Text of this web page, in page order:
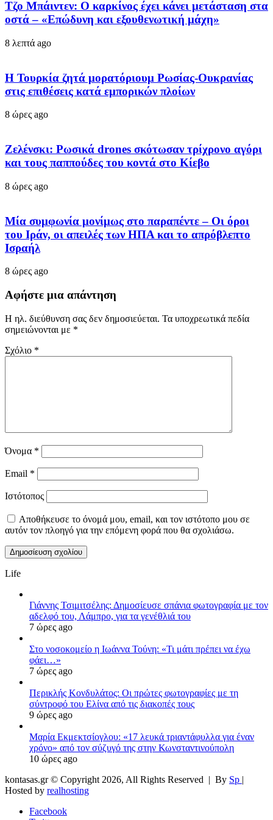
Τζο Μπάιντεν: Ο καρκίνος έχει κάνει μετάσταση στα
οστά – «Επώδυνη και εξουθενωτική μάχη»
8 λεπτά ago
Η Τουρκία ζητά μορατόριουμ Ρωσίας-Ουκρανίας
στις επιθέσεις κατά εμπορικών πλοίων
8 ώρες ago
Ζελένσκι: Ρωσικά drones σκότωσαν τρίχρονο αγόρι
και τους παππούδες του κοντά στο Κίεβο
8 ώρες ago
Μία συμφωνία μονίμως στο παραπέντε – Οι όροι
του Ιράν, οι απειλές των ΗΠΑ και το απρόβλεπτο
Ισραήλ
8 ώρες ago
Αφήστε μια απάντηση
Η ηλ. διεύθυνση σας δεν δημοσιεύεται. Τα υποχρεωτικά πεδία
σημειώνονται με *
Σχόλιο *
Όνομα *
Email *
Ιστότοπος
Αποθήκευσε το όνομά μου, email, και τον ιστότοπο μου σε
αυτόν τον πλοηγό για την επόμενη φορά που θα σχολιάσω.
Life
Γιάννης Τσιμιτσέλης: Δημοσίευσε σπάνια φωτογραφία με τον
αδελφό του, Λάμπρο, για τα γενέθλιά του
7 ώρες ago
Στο νοσοκομείο η Ιωάννα Τούνη: «Τι μάτι πρέπει να έχω
φάει…»
7 ώρες ago
Περικλής Κονδυλάτος: Οι πρώτες φωτογραφίες με τη
σύντροφό του Ελίνα από τις διακοπές τους
9 ώρες ago
Μαρία Εκμεκτσίογλου: «17 λευκά τριαντάφυλλα για έναν
χρόνο» από τον σύζυγό της στην Κωνσταντινούπολη
10 ώρες ago
kontasas.gr © Copyright 2026, All Rights Reserved | By Sp |
Hosted by realhosting
Facebook